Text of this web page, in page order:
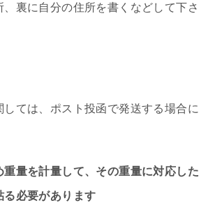
裏に自分の住所を書くなどして下さ
ては、ポスト投函で発送する場合に
重量を計量して、その重量に対応した
る必要があります